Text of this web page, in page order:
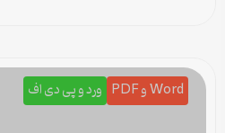
Word و PDF ورد و پی دی اف